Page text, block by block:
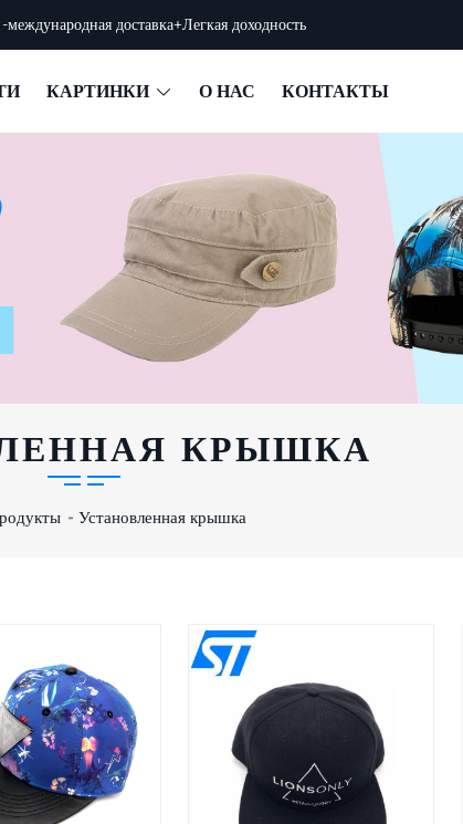
международная доставка+Легкая доходность
КАРТИНКИ О НАС КОНТАКТЫ
КРЫШКА
- Установленная крышка